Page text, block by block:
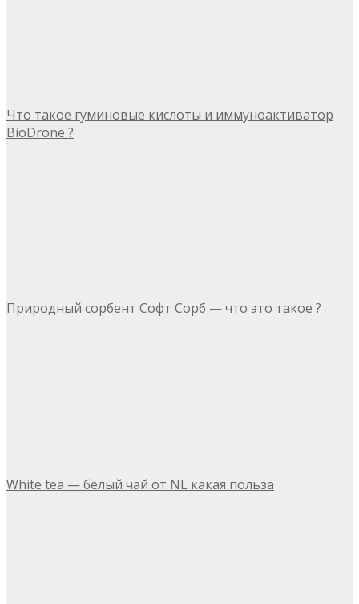
Что такое гуминовые кислоты и иммуноактиватор
BioDrone ?
Природный сорбент Софт Сорб — что это такое ?
White tea — белый чай от NL какая польза